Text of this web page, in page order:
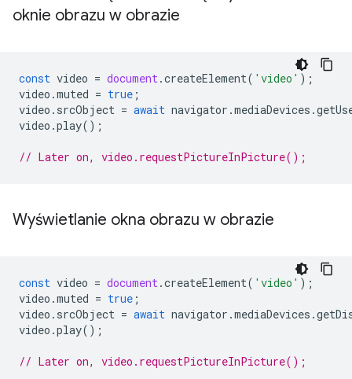
oknie obrazu w obrazie
const video = document.createElement( 'video' );
video .muted = true ;
video . srcObject = await navigator .mediaDevices .
video .play();
// Later on, video.requestPictureInPicture();
Wyświetlanie okna obrazu w obrazie
const video = document.createElement( 'video' );
video .muted = true ;
video . srcObject = await navigator .mediaDevices .
video .play();
// Later on, video.requestPictureInPicture();